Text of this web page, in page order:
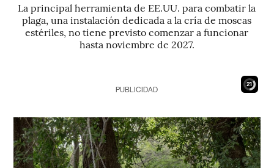
La principal herramienta de EE.UU. para combatir la
plaga, una instalación dedicada a la cría de moscas
estériles, no tiene previsto comenzar a funcionar
hasta noviembre de 2027.
19
PUBLICIDAD